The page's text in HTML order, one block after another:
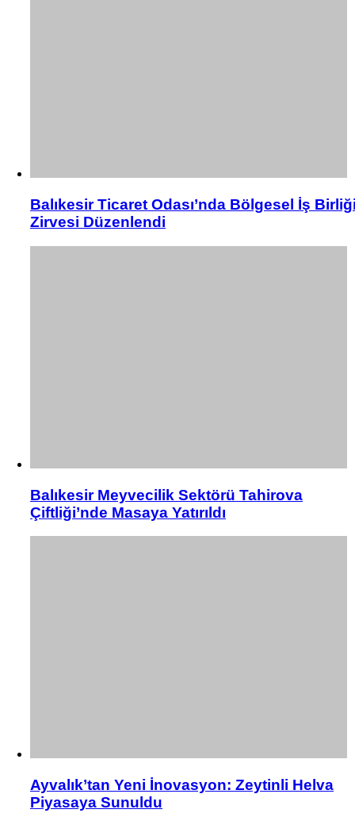
Balıkesir Ticaret Odası’nda Bölgesel İş
Zirvesi Düzenlendi
Balıkesir Meyvecilik Sektörü Tahirova
Çiftliği’nde Masaya Yatırıldı
Ayvalık’tan Yeni İnovasyon: Zeytinli Helva
Piyasaya Sunuldu